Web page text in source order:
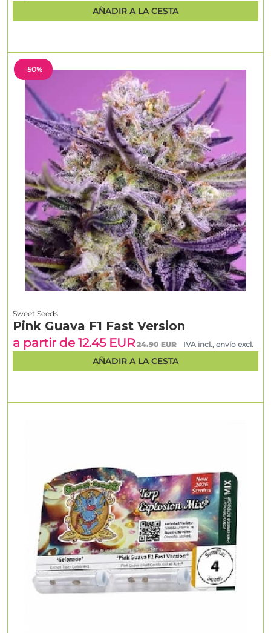
-50%
Sweet Seeds
Pink Guava F1 Fast Version
a partir de 12.45 EUR 24.90 EUR IVA incl., envío excl.
AÑADIR A LA CESTA
AÑADIR A LA CESTA